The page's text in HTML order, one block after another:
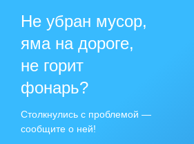
Не убран мусор,
яма на дороге,
не горит
фонарь?
Столкнулись с проблемой —
сообщите о ней!